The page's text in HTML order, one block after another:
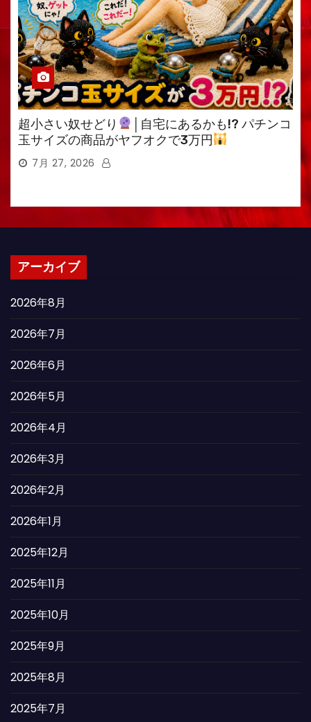
超小さい奴せどり
│自宅にあるかも!? パチンコ
玉サイズの商品がヤフオクで3万円
7月 27, 2026
アーカイブ
2026年8月
2026年7月
2026年6月
2026年5月
2026年4月
2026年3月
2026年2月
2026年1月
2025年12月
2025年11月
2025年10月
2025年9月
2025年8月
2025年7月